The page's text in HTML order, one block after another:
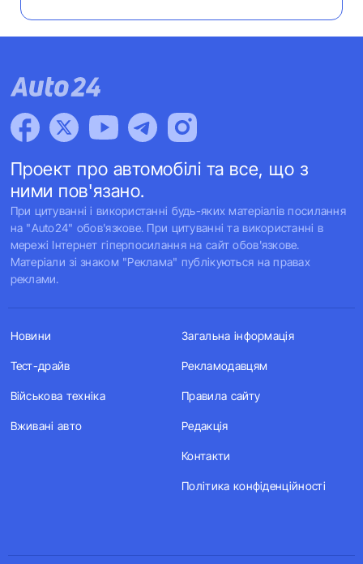
Проект про автомобілі та все, що з
ними пов'язано.
При цитуванні і використанні будь-яких матеріалів посилання
на "Auto24" обов'язкове. При цитуванні та використанні в
мережі Інтернет гіперпосилання на сайт обов'язкове.
Матеріали зі знаком "Реклама" публікуються на правах
реклами.
Новини
Тест-драйв
Військова техніка
Вживані авто
Загальна інформація
Рекламодавцям
Правила сайту
Редакція
Контакти
Політика конфіденційності